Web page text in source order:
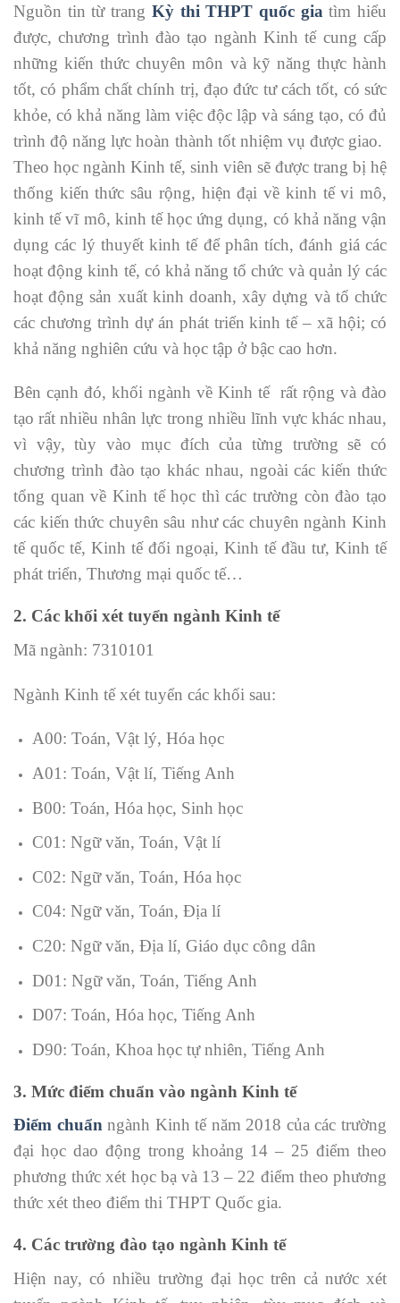
Nguồn tin từ trang Kỳ thi THPT quốc gia tìm hiểu
được, chương trình đào tạo ngành Kinh tế cung cấp
những kiến thức chuyên môn và kỹ năng thực hành
tốt, có phẩm chất chính trị, đạo đức tư cách tốt, có sức
khỏe, có khả năng làm việc độc lập và sáng tạo, có đủ
trình độ năng lực hoàn thành tốt nhiệm vụ được giao.
Theo học ngành Kinh tế, sinh viên sẽ được trang bị hệ
thống kiến thức sâu rộng, hiện đại về kinh tế vi mô,
kinh tế vĩ mô, kinh tế học ứng dụng, có khả năng vận
dụng các lý thuyết kinh tế để phân tích, đánh giá các
hoạt động kinh tế, có khả năng tổ chức và quản lý các
hoạt động sản xuất kinh doanh, xây dựng và tổ chức
các chương trình dự án phát triển kinh tế – xã hội; có
khả năng nghiên cứu và học tập ở bậc cao hơn.
Bên cạnh đó, khối ngành về Kinh tế rất rộng và đào
tạo rất nhiều nhân lực trong nhiều lĩnh vực khác nhau,
vì vậy, tùy vào mục đích của từng trường sẽ có
chương trình đào tạo khác nhau, ngoài các kiến thức
tổng quan về Kinh tế học thì các trường còn đào tạo
các kiến thức chuyên sâu như các chuyên ngành Kinh
tế quốc tế, Kinh tế đối ngoại, Kinh tế đầu tư, Kinh tế
phát triển, Thương mại quốc tế…
2. Các khối xét tuyển ngành Kinh tế
Mã ngành: 7310101
Ngành Kinh tế xét tuyển các khối sau:
A00: Toán, Vật lý, Hóa học
A01: Toán, Vật lí, Tiếng Anh
B00: Toán, Hóa học, Sinh học
C01: Ngữ văn, Toán, Vật lí
C02: Ngữ văn, Toán, Hóa học
C04: Ngữ văn, Toán, Địa lí
C20: Ngữ văn, Địa lí, Giáo dục công dân
D01: Ngữ văn, Toán, Tiếng Anh
D07: Toán, Hóa học, Tiếng Anh
D90: Toán, Khoa học tự nhiên, Tiếng Anh
3. Mức điểm chuẩn vào ngành Kinh tế
Điểm chuẩn ngành Kinh tế năm 2018 của các trường
đại học dao động trong khoảng 14 – 25 điểm theo
phương thức xét học bạ và 13 – 22 điểm theo phương
thức xét theo điểm thi THPT Quốc gia.
4. Các trường đào tạo ngành Kinh tế
Hiện nay, có nhiều trường đại học trên cả nước xét